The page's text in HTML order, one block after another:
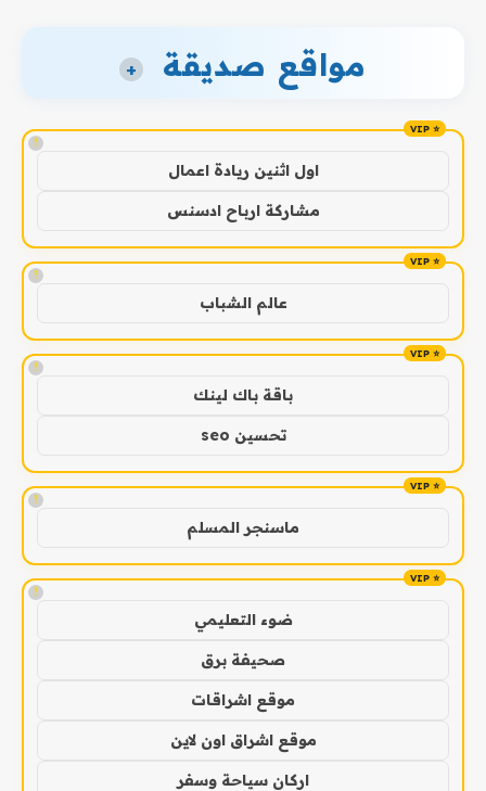
مواقع صديقة +
!
اول اثنين ريادة اعمال
مشاركة ارباح ادسنس
!
عالم الشباب
!
باقة باك لينك
تحسين seo
!
ماسنجر المسلم
!
ضوء التعليمي
صحيفة برق
موقع اشراقات
موقع اشراق اون لاين
اركان سياحة وسفر